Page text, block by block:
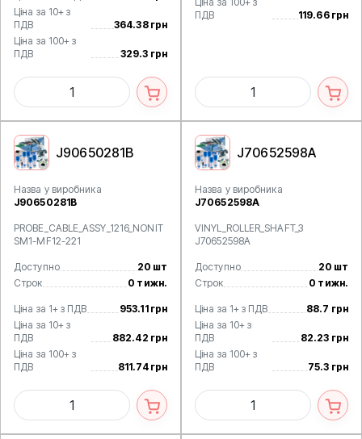
Ціна за 10+ з
ПДВ
364.38 грн
Ціна за 100+ з
ПДВ
329.3 грн
ПДВ
119.66 грн
J90650281B
Назва у виробника
J90650281B
PROBE_CABLE_ASSY_1216_NONIT
SM1-MF12-221
Доступно
20 шт
Строк
0 тижн.
Ціна за 1+ з ПДВ
953.11 грн
Ціна за 10+ з
ПДВ
882.42 грн
Ціна за 100+ з
ПДВ
811.74 грн
J70652598A
Назва у виробника
J70652598A
VINYL_ROLLER_SHAFT_3
J70652598A
Доступно
20 шт
Строк
0 тижн.
Ціна за 1+ з ПДВ
88.7 грн
Ціна за 10+ з
ПДВ
82.23 грн
Ціна за 100+ з
ПДВ
75.3 грн